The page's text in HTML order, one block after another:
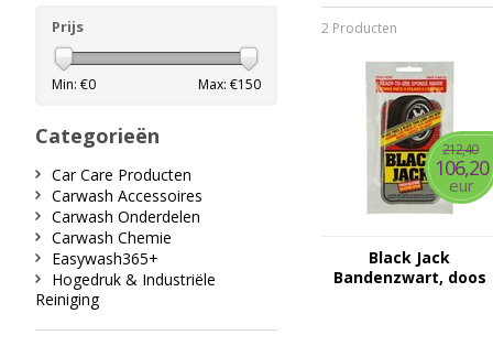
2 Producten
212,40
106,20
eur
Black Jack
Bandenzwart, doos
Prijs
Min: €0 Max: €150
Categorieën
Car Care Producten
Carwash Accessoires
Carwash Onderdelen
Carwash Chemie
Easywash365+
Hogedruk & Industriële
Reiniging